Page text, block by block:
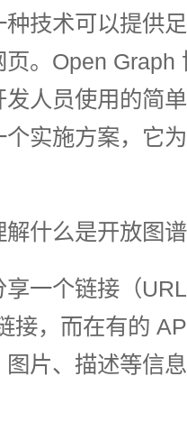
技术可以提供
。Open Graph
人员使用的简
实施方案，它
什么是开放图谱
一个链接（URL
接，而在有的
片、描述等信息